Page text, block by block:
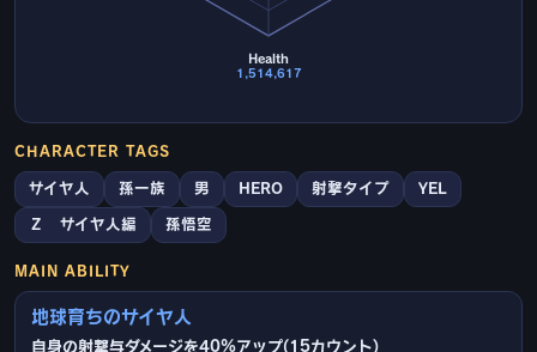
Health
1,514,617
CHARACTER TAGS
サイヤ人 孫一族 男 HERO 射撃タイプ YEL
Ｚ サイヤ人編 孫悟空
MAIN ABILITY
地球育ちのサイヤ人
自身の射撃与ダメージを40%アップ(15カウント)